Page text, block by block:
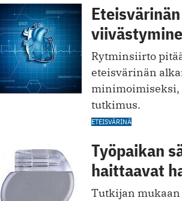
Rytminsiirto
eteisvärinän
minimoimiseksi,
tutkimus.
ETEISVÄRINÄ
Työpaikan
haittaavat
Tutkijan